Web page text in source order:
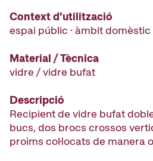
Context d'utilització
espai públic · àmbit domèstic
Material / Tècnica
vidre / vidre bufat
Descripció
Recipient de vidre bufat
bucs, dos brocs crossos
proims col·locats de manera